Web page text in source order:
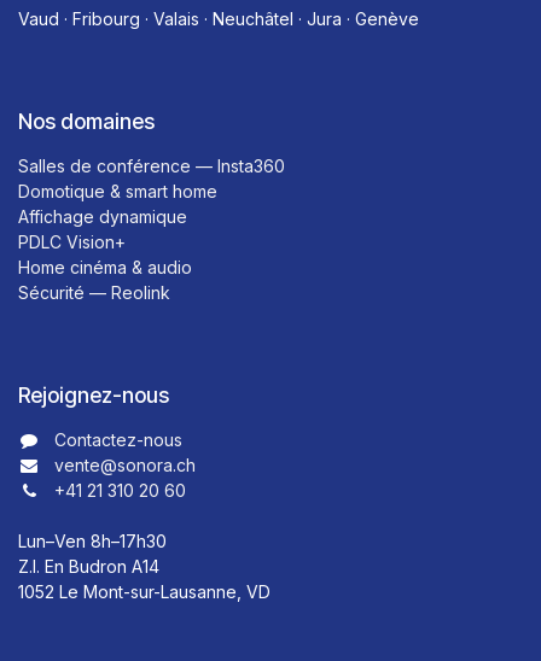
Vaud · Fribourg · Valais · Neuchâtel · Jura · Genève
Nos domaines
Salles de conférence — Insta360
Domotique & smart home
Affichage dynamique
PDLC Vision+
Home cinéma & audio
Sécurité — Reolink
Rejoignez-nous
Contactez-nous​​
vente@sonora.ch
+41 21 310 20 60
Lun–Ven 8h–17h30
Z.I. En Budron A14
1052 Le Mont-sur-Lausanne, VD